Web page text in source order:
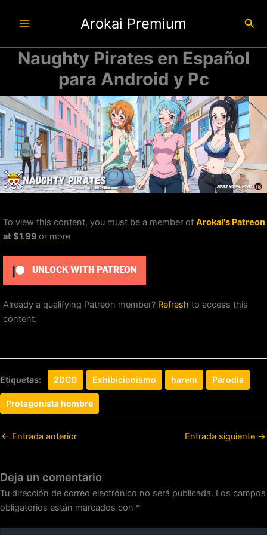
Arokai Premium
Naughty Pirates en Español
para Android y Pc
To view this content, you must be a member of Arokai's Patreon
at $1.99 or more
UNLOCK WITH PATREON
Already a qualifying Patreon member? Refresh to access this
content.
Etiquetas: 2DCG Exhibicionismo harem Parodia
Protagonista hombre
← Entrada anterior Entrada siguiente →
Deja un comentario
Tu dirección de correo electrónico no será publicada. Los campos
obligatorios están marcados con *